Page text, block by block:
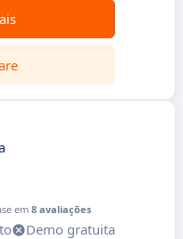
em 8 avaliações
Demo gratuita